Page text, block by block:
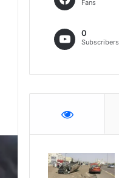
Fans
0
Subscribers